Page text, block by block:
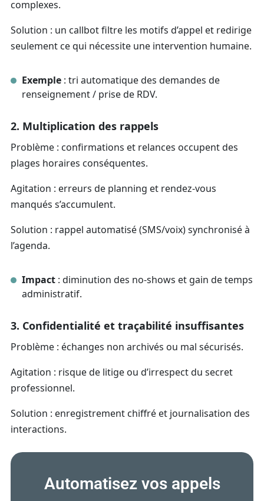
complexes.
Solution : un callbot filtre les motifs d’appel et redirige
seulement ce qui nécessite une intervention humaine.
Exemple : tri automatique des demandes de
renseignement / prise de RDV.
2. Multiplication des rappels
Problème : confirmations et relances occupent des
plages horaires conséquentes.
Agitation : erreurs de planning et rendez-vous
manqués s’accumulent.
Solution : rappel automatisé (SMS/voix) synchronisé à
l’agenda.
Impact : diminution des no-shows et gain de temps
administratif.
3. Confidentialité et traçabilité insuffisantes
Problème : échanges non archivés ou mal sécurisés.
Agitation : risque de litige ou d’irrespect du secret
professionnel.
Solution : enregistrement chiffré et journalisation des
interactions.
Automatisez vos appels